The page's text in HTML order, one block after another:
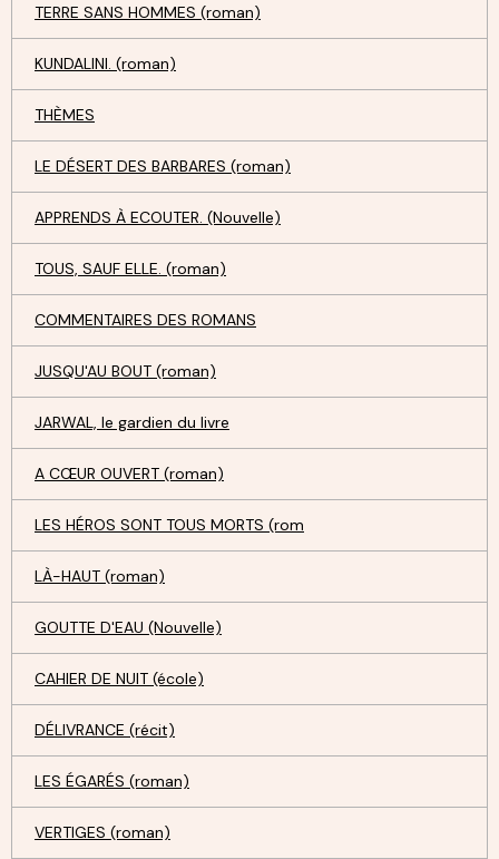
TERRE SANS HOMMES (roman)
KUNDALINI. (roman)
THÈMES
LE DÉSERT DES BARBARES (roman)
APPRENDS À ECOUTER. (Nouvelle)
TOUS, SAUF ELLE. (roman)
COMMENTAIRES DES ROMANS
JUSQU'AU BOUT (roman)
JARWAL, le gardien du livre
A CŒUR OUVERT (roman)
LES HÉROS SONT TOUS MORTS (rom
LÀ-HAUT (roman)
GOUTTE D'EAU (Nouvelle)
CAHIER DE NUIT (école)
DÉLIVRANCE (récit)
LES ÉGARÉS (roman)
VERTIGES (roman)